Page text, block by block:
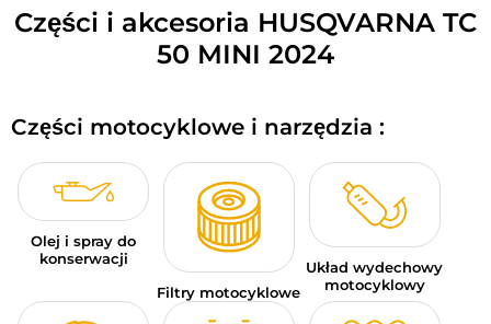
CZĘŚCI MOTOCYKLOWE I NARZĘDZIA
AKCESORIA MOTOCYKLOWE
OKAZJE I PROMOCJE
KARTY PODARUNKOWE
PL | EUR € — MODYFIKUJ
Części i akcesoria HUSQVARNA TC
50 MINI 2024
Części motocyklowe i narzędzia :
Olej i spray do
konserwacji
Filtry motocyklowe
Układ wydechowy
motocyklowy